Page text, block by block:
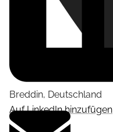
Auf LinkedIn hinzufügen
Breddin, Deutschland